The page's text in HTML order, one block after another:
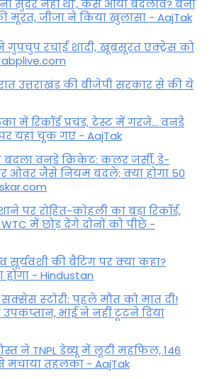
सुंदर नहीं थीं', कैसे आया बदलाव? बनीं
जीजा ने किया खुलासा - AajTak
गुपचुप रचाई शादी, खूबसूरत एक्ट्रेस को
उत्तराखंड की बीजेपी सरकार से की ये
में र‍िकॉर्ड प्रचंड, टेस्ट में गरजे... वनडे
यहां चूक गए - AajTak
वनडे क्रिकेट: कलर जर्सी, डे-
ओवर जैसे नियम बदले; क्या होगा 50
पर रोहित-कोहली का बड़ा रिकॉर्ड,
में छोड़ देंगे दोनों को पीछे -
की बैटिंग पर क्या कहा?
- Hindustan
स्‍टोरी: पहले मौत को मात दी!
उपकप्तान, भाई ने नहीं टूटने दिया
ने TNPL डेब्यू में लूटी महफिल, 146
मचाया तहलका - AajTak